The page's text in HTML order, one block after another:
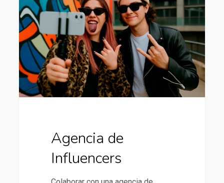
Influencers
Agencia de
Influencers